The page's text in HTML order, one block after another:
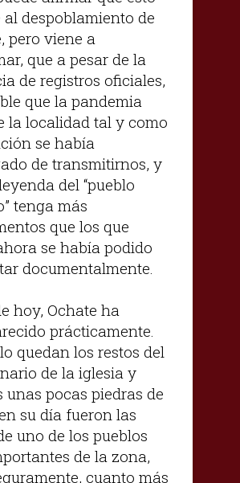
al despoblamiento de
pero viene a
que a pesar de la
de registros oficiales,
que la pandemia
la localidad tal y como
se había
de transmitirnos, y
del “pueblo
tenga más
que los que
se había podido
documentalmente.
hoy, Ochate ha
prácticamente.
quedan los restos del
de la iglesia y
unas pocas piedras de
su día fueron las
uno de los pueblos
de la zona,
cuanto más